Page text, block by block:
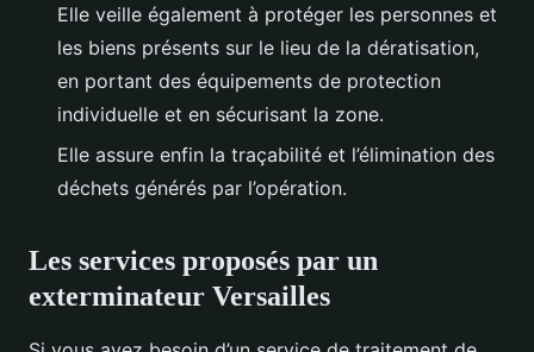
Elle veille également à protéger les personnes et
les biens présents sur le lieu de la dératisation,
en portant des équipements de protection
individuelle et en sécurisant la zone.
Elle assure enfin la traçabilité et l’élimination des
déchets générés par l’opération.
Les services proposés par un
exterminateur Versailles